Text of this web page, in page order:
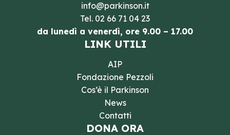
info@parkinson.it
Tel. 02 66 71 04 23
da lunedì a venerdì, ore 9.00 – 17.00
LINK UTILI
AIP
Fondazione Pezzoli
Cos’è il Parkinson
News
Contatti
DONA ORA